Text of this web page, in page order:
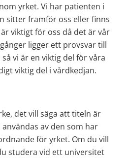
yrket. Vi har patienten i
sitter framför oss eller finns
viktigt för oss då det är vår
ligger ett provsvar till
vi är en viktig del för våra
viktig del i vårdkedjan.
det vill säga att titeln är
av den som har
för yrket. Om du vill
studera vid ett universitet